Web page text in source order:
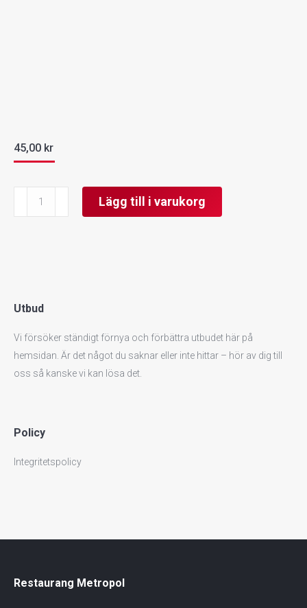
45,00 kr
Dubbelmarinerad
fläskfilé
Lägg till i varukorg
Utbud
Vi försöker ständigt förnya och förbättra utbudet här på
hemsidan. Är det något du saknar eller inte hittar – hör av dig till
oss så kanske vi kan lösa det.
Policy
Integritetspolicy
Restaurang Metropol